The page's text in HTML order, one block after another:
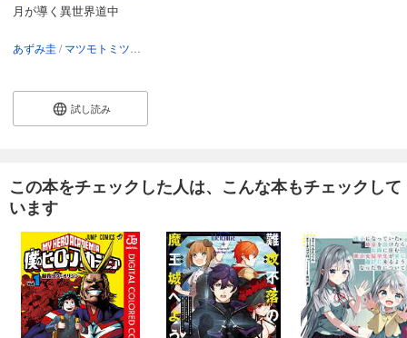
月が導く異世界道中
あずみ圭 マツモトミツアキ
試し読み
この本をチェックした人は、こんな本もチェックして
います